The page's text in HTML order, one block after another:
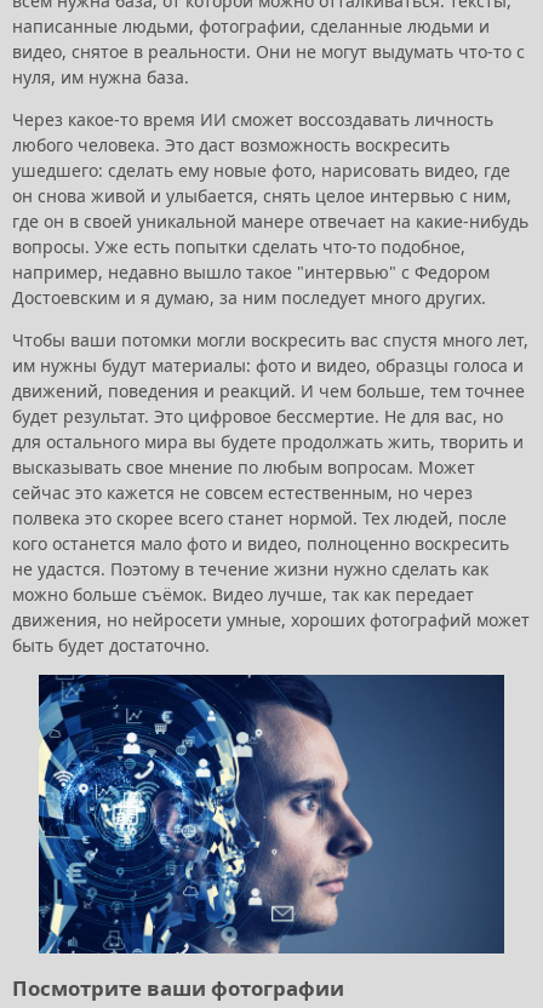
написанные людьми, фотографии, сделанные людьми и
видео, снятое в реальности. Они не могут выдумать что-то с
нуля, им нужна база.
Через какое-то время ИИ сможет воссоздавать личность
любого человека. Это даст возможность воскресить
ушедшего: сделать ему новые фото, нарисовать видео, где
он снова живой и улыбается, снять целое интервью с ним,
где он в своей уникальной манере отвечает на какие-нибудь
вопросы. Уже есть попытки сделать что-то подобное,
например, недавно вышло такое "интервью" с Федором
Достоевским и я думаю, за ним последует много других.
Чтобы ваши потомки могли воскресить вас спустя много лет,
им нужны будут материалы: фото и видео, образцы голоса и
движений, поведения и реакций. И чем больше, тем точнее
будет результат. Это цифровое бессмертие. Не для вас, но
для остального мира вы будете продолжать жить, творить и
высказывать свое мнение по любым вопросам. Может
сейчас это кажется не совсем естественным, но через
полвека это скорее всего станет нормой. Тех людей, после
кого останется мало фото и видео, полноценно воскресить
не удастся. Поэтому в течение жизни нужно сделать как
можно больше съёмок. Видео лучше, так как передает
движения, но нейросети умные, хороших фотографий может
быть будет достаточно.
Посмотрите ваши фотографии